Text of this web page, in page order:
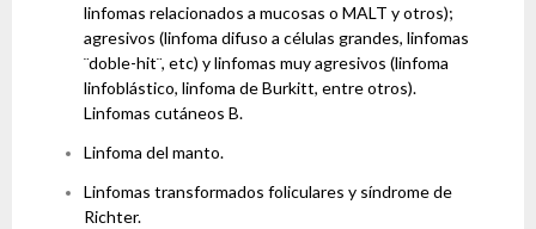
linfomas relacionados a mucosas o MALT y otros);
agresivos (linfoma difuso a células grandes, linfomas
¨doble-hit¨, etc) y linfomas muy agresivos (linfoma
linfoblástico, linfoma de Burkitt, entre otros).
Linfomas cutáneos B.
Linfoma del manto.
Linfomas transformados foliculares y síndrome de
Richter.